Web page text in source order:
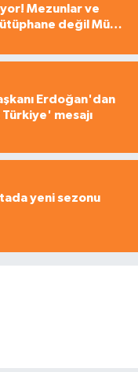
Mezunlar ve
değil Müze
Erdoğan'dan
mesajı
yeni sezonu